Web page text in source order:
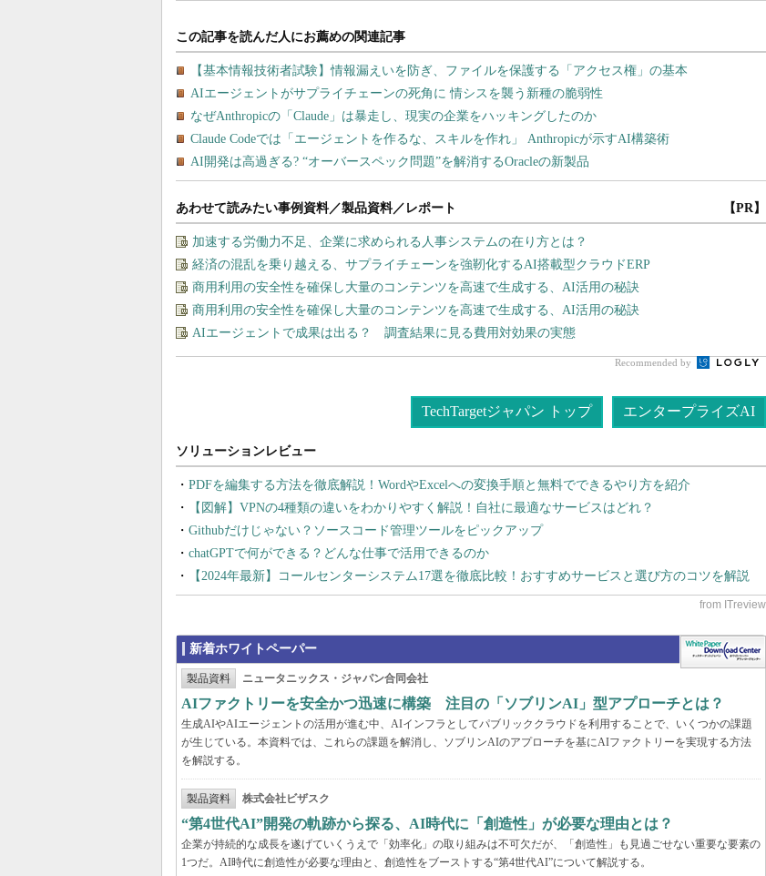
あわせて読みたい事例資料／製品資料／レポート 【PR】
加速する労働力不足、企業に求められる人事システムの在り方とは？
経済の混乱を乗り越える、サプライチェーンを強靭化するAI搭載型クラウドERP
商用利用の安全性を確保し大量のコンテンツを高速で生成する、AI活用の秘訣
商用利用の安全性を確保し大量のコンテンツを高速で生成する、AI活用の秘訣
AIエージェントで成果は出る？ 調査結果に見る費用対効果の実態
Recommended by
TechTargetジャパン トップ エンタープライズAI
PDFを編集する方法を徹底解説！WordやExcelへの変換手順と無料でできるやり方を紹介
【図解】VPNの4種類の違いをわかりやすく解説！自社に最適なサービスはどれ？
Githubだけじゃない？ソースコード管理ツールをピックアップ
chatGPTで何ができる？どんな仕事で活用できるのか
【2024年最新】コールセンターシステム17選を徹底比較！おすすめサービスと選び方のコツを解説
新着ホワイトペーパー
製品資料 ニュータニックス・ジャパン合同会社
AIファクトリーを安全かつ迅速に構築 注目の「ソブリンAI」型アプローチとは？
生成AIやAIエージェントの活用が進む中、AIインフラとしてパブリッククラウドを利用することで、いくつかの課題
が生じている。本資料では、これらの課題を解消し、ソブリンAIのアプローチを基にAIファクトリーを実現する方法
を解説する。
製品資料 株式会社ビザスク
“第4世代AI”開発の軌跡から探る、AI時代に「創造性」が必要な理由とは？
企業が持続的な成長を遂げていくうえで「効率化」の取り組みは不可欠だが、「創造性」も見過ごせない重要な要素の
1つだ。AI時代に創造性が必要な理由と、創造性をブーストする“第4世代AI”について解説する。